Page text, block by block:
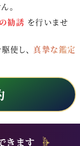
。
勧誘 を行いませ
使し、 真摯な鑑定
きます